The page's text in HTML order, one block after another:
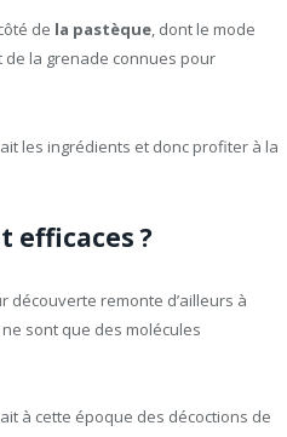
de la pastèque, dont le mode
de la grenade connues pour
les ingrédients et donc profiter à la
efficaces ?
remonte d’ailleurs à
sont que des molécules
à cette époque des décoctions de